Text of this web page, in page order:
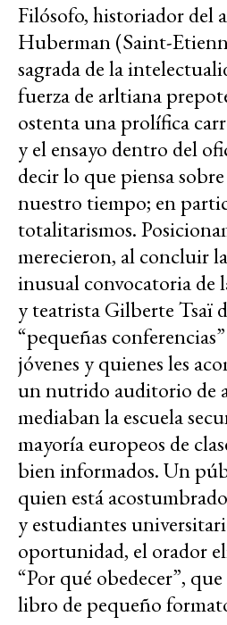
Filósofo, historiador del
Huberman (Saint-
sagrada de la
fuerza de arltiana
ostenta una prolífica
y el ensayo dentro del
decir lo que piensa
nuestro tiempo; en
totalitarismos.
merecieron, al concluir
inusual convocatoria de
y teatrista Gilberte Tsaï
“pequeñas
jóvenes y quienes les
un nutrido auditorio de
mediaban la escuela
mayoría europeos de
bien informados. Un
quien está
y estudiantes
oportunidad, el orador
“Por qué obedecer”,
libro de pequeño